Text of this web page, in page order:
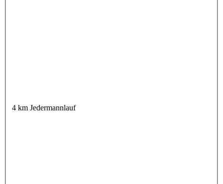
4 km Jedermannlauf